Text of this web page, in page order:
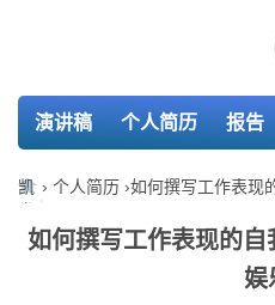
演讲稿 个人简历 报告
检讨书 主持词
凯
娱
› 个人简历 ›如何撰写工作表现
如何撰写工作表现的
娱